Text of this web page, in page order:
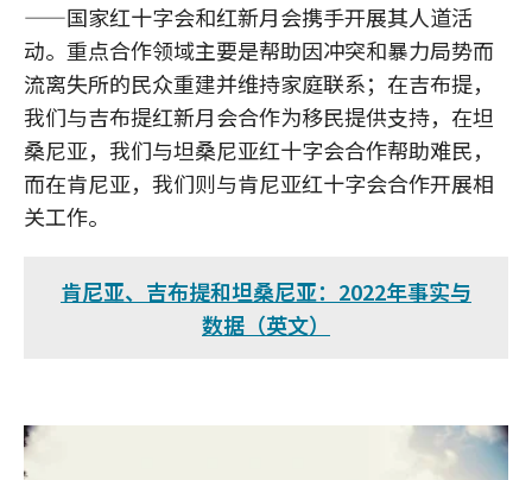
——国家红十字会和红新月会携手开展其人道活
动。重点合作领域主要是帮助因冲突和暴力局势而
流离失所的民众重建并维持家庭联系；在吉布提，
我们与吉布提红新月会合作为移民提供支持，在坦
桑尼亚，我们与坦桑尼亚红十字会合作帮助难民，
而在肯尼亚，我们则与肯尼亚红十字会合作开展相
关工作。
肯尼亚、吉布提和坦桑尼亚：2022年事实与
数据（英文）